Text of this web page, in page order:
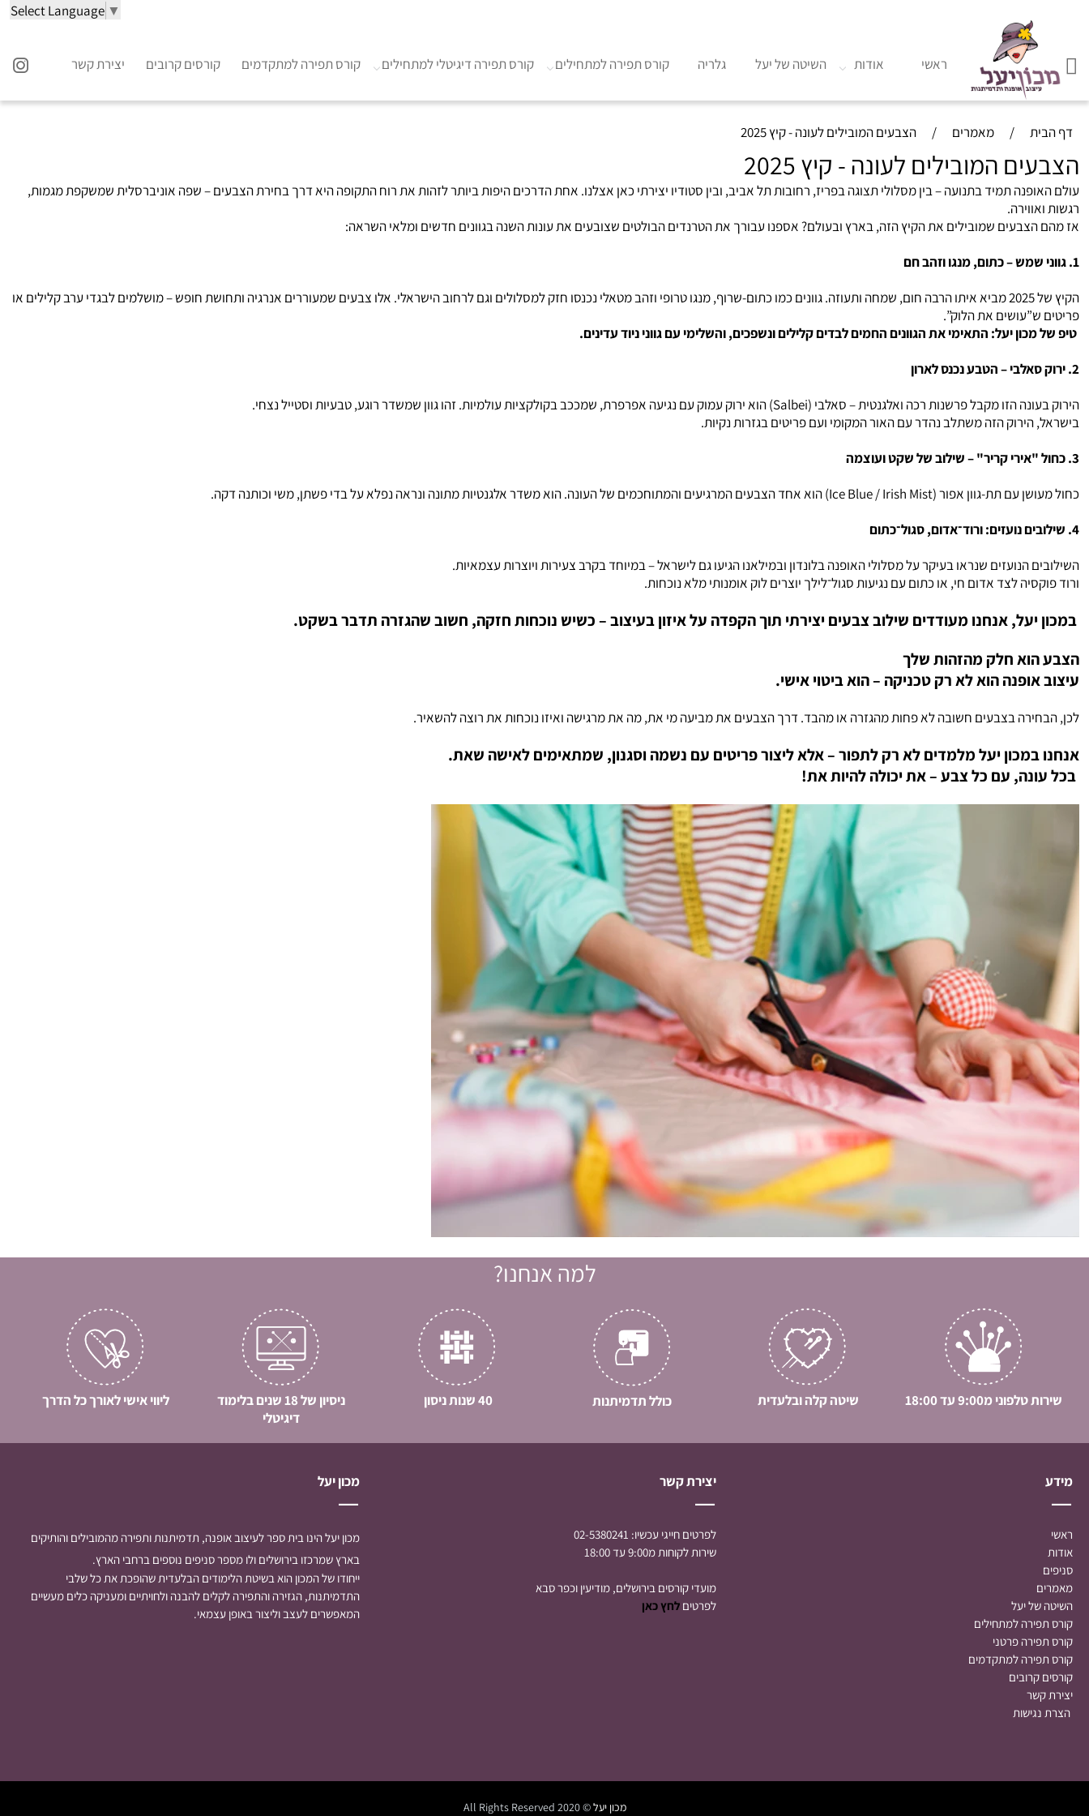
Select Language ▼
ראשי אודות השיטה של יעל גלריה קורס תפירה למתחילים קורס תפירה דיגיטלי למתחילים קורס תפירה למתקדמים קורסים קרובים יצירת קשר
דף הבית / מאמרים / הצבעים המובילים לעונה - קיץ 2025
הצבעים המובילים לעונה - קיץ 2025
עולם האופנה תמיד בתנועה – בין מסלולי תצוגה בפריז, רחובות תל אביב, ובין סטודיו יצירתי כאן אצלנו. אחת הדרכים היפות ביותר לזהות את רוח התקופה היא דרך בחירת הצבעים – שפה אוניברסלית שמשקפת מגמות,
רגשות ואווירה.
אז מהם הצבעים שמובילים את הקיץ הזה, בארץ ובעולם? אספנו עבורך את הטרנדים הבולטים שצובעים את עונות השנה בגוונים חדשים ומלאי השראה:
1. גווני שמש – כתום, מנגו וזהב חם
הקיץ של 2025 מביא איתו הרבה חום, שמחה ותעוזה. גוונים כמו כתום-שרוף, מנגו טרופי וזהב מטאלי נכנסו חזק למסלולים וגם לרחוב הישראלי. אלו צבעים שמעוררים אנרגיה ותחושת חופש – מושלמים לבגדי ערב קלילים או
פריטים ש”עושים את הלוק”.
טיפ של מכון יעל: התאימי את הגוונים החמים לבדים קלילים ונשפכים, והשלימי עם גווני ניוד עדינים.
2. ירוק סאלבי – הטבע נכנס לארון
הירוק בעונה הזו מקבל פרשנות רכה ואלגנטית – סאלבי (Salbei) הוא ירוק עמוק עם נגיעה אפרפרת, שמככב בקולקציות עולמיות. זהו גוון שמשדר רוגע, טבעיות וסטייל נצחי.
בישראל, הירוק הזה משתלב נהדר עם האור המקומי ועם פריטים בגזרות נקיות.
3. כחול "אירי קריר" – שילוב של שקט ועוצמה
כחול מעושן עם תת-גוון אפור (Ice Blue / Irish Mist) הוא אחד הצבעים המרגיעים והמתוחכמים של העונה. הוא משדר אלגנטיות מתונה ונראה נפלא על בדי פשתן, משי וכותנה דקה.
4. שילובים נועזים: ורוד־אדום, סגול־כתום
השילובים הנועזים שנראו בעיקר על מסלולי האופנה בלונדון ובמילאנו הגיעו גם לישראל – במיוחד בקרב צעירות ויוצרות עצמאיות.
ורוד פוקסיה לצד אדום חי, או כתום עם נגיעות סגול־לילך יוצרים לוק אומנותי מלא נוכחות.
במכון יעל, אנחנו מעודדים שילוב צבעים יצירתי תוך הקפדה על איזון בעיצוב – כשיש נוכחות חזקה, חשוב שהגזרה תדבר בשקט.
הצבע הוא חלק מהזהות שלך
עיצוב אופנה הוא לא רק טכניקה – הוא ביטוי אישי.
לכן, הבחירה בצבעים חשובה לא פחות מהגזרה או מהבד. דרך הצבעים את מביעה מי את, מה את מרגישה ואיזו נוכחות את רוצה להשאיר.
אנחנו במכון יעל מלמדים לא רק לתפור – אלא ליצור פריטים עם נשמה וסגנון, שמתאימים לאישה שאת.
בכל עונה, עם כל צבע – את יכולה להיות את!
למה אנחנו?
שירות טלפוני מ9:00 עד 18:00 שיטה קלה ובלעדית כולל תדמיתנות 40 שנות ניסון
ניסיון של 18 שנים בלימוד
דיגיטלי
ליווי אישי לאורך כל הדרך
מידע
ראשי
אודות
סניפים
מאמרים
השיטה של יעל
קורס תפירה למתחילים
קורס תפירה פרטני
קורס תפירה למתקדמים
קורסים קרובים
יצירת קשר
הצרת נגישות
יצירת קשר
לפרטים חייגי עכשיו: 02-5380241
שירות לקוחות מ9:00 עד 18:00
מועדי קורסים בירושלים, מודיעין וכפר סבא
לפרטים לחץ כאן
מכון יעל
מכון יעל הינו בית ספר לעיצוב אופנה, תדמיתנות ותפירה מהמובילים והותיקים
בארץ שמרכזו בירושלים ולו מספר סניפים נוספים ברחבי הארץ.
ייחודו של המכון הוא בשיטת הלימודים הבלעדית שהופכת את כל שלבי
התדמיתנות, הגזירה והתפירה לקלים להבנה ולחויתיים ומעניקה כלים מעשיים
המאפשרים לעצב וליצור באופן עצמאי.
מכון יעל© 2020 All Rights Reserved